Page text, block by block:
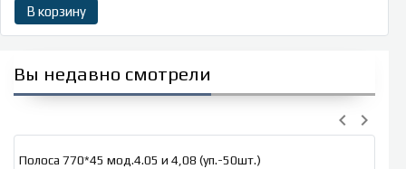
В корзину
Вы недавно смотрели
keyboard_arrow_left keyboard_arrow_right
Полоса 770*45 мод.4.05 и 4,08 (уп.-50шт.)